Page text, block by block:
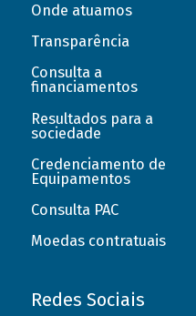
Onde atuamos
Transparência
Consulta a
financiamentos
Resultados para a
sociedade
Credenciamento de
Equipamentos
Consulta PAC
Moedas contratuais
Redes Sociais